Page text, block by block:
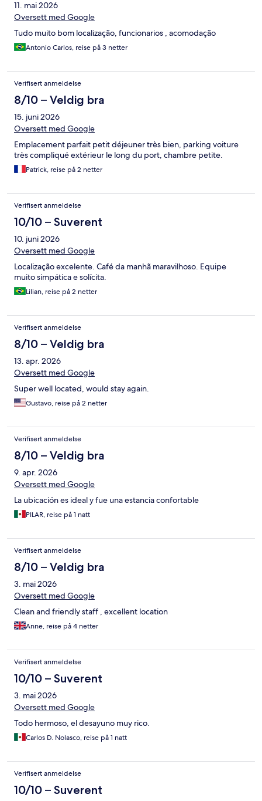
11. mai 2026
Oversett med Google
Tudo muito bom localização, funcionarios , acomodação
Antonio Carlos, reise på 3 netter
Verifisert anmeldelse
8/10 – Veldig bra
15. juni 2026
Oversett med Google
Emplacement parfait petit déjeuner très bien, parking voiture
très compliqué extérieur le long du port, chambre petite.
Patrick, reise på 2 netter
Verifisert anmeldelse
10/10 – Suverent
10. juni 2026
Oversett med Google
Localização excelente. Café da manhã maravilhoso. Equipe
muito simpática e solícita.
Lilian, reise på 2 netter
Verifisert anmeldelse
8/10 – Veldig bra
13. apr. 2026
Oversett med Google
Super well located, would stay again.
Gustavo, reise på 2 netter
Verifisert anmeldelse
8/10 – Veldig bra
9. apr. 2026
Oversett med Google
La ubicación es ideal y fue una estancia confortable
PILAR, reise på 1 natt
Verifisert anmeldelse
8/10 – Veldig bra
3. mai 2026
Oversett med Google
Clean and friendly staff , excellent location
Anne, reise på 4 netter
Verifisert anmeldelse
10/10 – Suverent
3. mai 2026
Oversett med Google
Todo hermoso, el desayuno muy rico.
Carlos D. Nolasco, reise på 1 natt
Verifisert anmeldelse
10/10 – Suverent